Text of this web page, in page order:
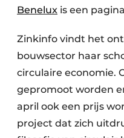
Benelux is een
Zinkinfo vindt het
bouwsector haar
circulaire economie.
gepromoot worden
april ook een prijs
project dat zich